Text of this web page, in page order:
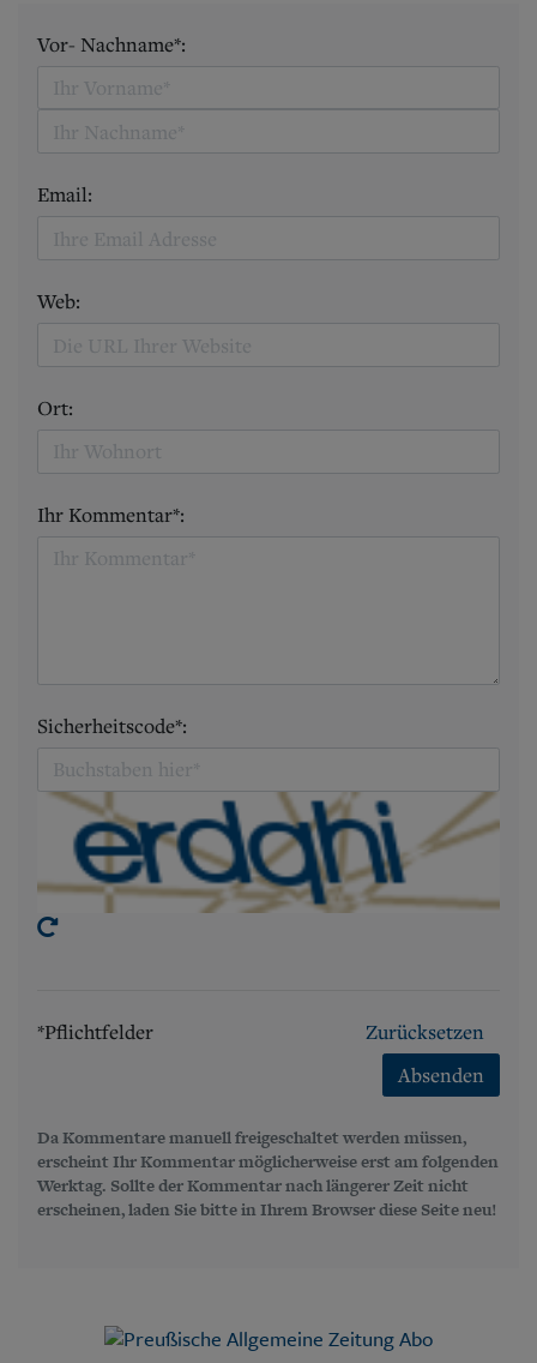
Vor- Nachname*:
Email:
Web:
Ort:
Ihr Kommentar*:
Sicherheitscode*:
*Pflichtfelder
Zurücksetzen
Absenden
Da Kommentare manuell freigeschaltet werden müssen,
erscheint Ihr Kommentar möglicherweise erst am folgenden
Werktag. Sollte der Kommentar nach längerer Zeit nicht
erscheinen, laden Sie bitte in Ihrem Browser diese Seite neu!